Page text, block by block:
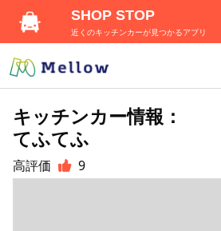
キッチンカー情報：
てふてふ
高評価 9
SHOP STOP
近くのキッチンカーが見つかるアプリ